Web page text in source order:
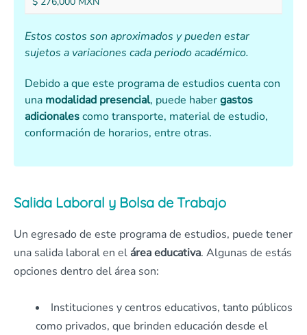
Estos costos son aproximados y pueden estar
sujetos a variaciones cada periodo académico.
Debido a que este programa de estudios cuenta con
una modalidad presencial, puede habergastos
adicionalescomo transporte, material de estudio,
conformación de horarios, entre otras.
Salida Laboral y Bolsa de Trabajo
Un egresado de este programa de estudios, puede tener
una salida laboral en el área educativa. Algunas de estás
opciones dentro del área son:
Instituciones y centros educativos, tanto públicos
como privados, que brinden educación desde el